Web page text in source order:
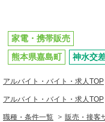
家電・携帯販売
熊本県嘉島町
神水交
アルバイト・バイト・求人TOP
アルバイト・バイト・求人TOP
職種・条件一覧 販売・接客